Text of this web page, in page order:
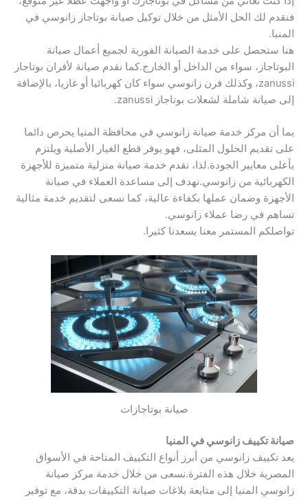
فنقدم لك الحل الأمثل من خلال توكيل صيانة بوتاجاز زانوسي في
المنيا.
هنا ستحصل على خدمة الصيانة الفورية لجميع أعمال صيانة
البوتاجاز، سواء من الداخل أو الخارج.كما نقدم صيانة لأفران بوتاجاز
zanussi، وكذلك فرن زانوسي سواء كان كهربائيا أو غازيا، بالإضافة
إلى صيانة شاملة لشعلات بوتاجاز zanussi.
بما أن مركز خدمة صيانة زانوسي في محافظة المنيا يحرص دائما
على تقديم الحلول المثلى، فهو يوفر قطع الغيار الأصلية ويلتزم
بأعلى معايير الجودة.لذا، نقدم خدمة صيانة منزلية متميزة للأجهزة
الكهربائية من زانوسي.نهدف إلى مساعدة العملاء في صيانة
الأجهزة وضمان عملها بكفاءة عالية، كما نسعى لتقديم خدمة مثالية
تساهم في رضا عملاء زانوسي.
تواصلكم المستمر معنا يسعدنا كثيرا.
صيانة بوتاجازات
صيانة تكييف زانوسي في المنيا
يعد تكييف زانوسي من أبرز أنواع التكييف المتاحة في الأسواق
المصرية خلال هذه الفترة.نسعى من خلال خدمة مركز صيانة
زانوسي المنيا إلى متابعة بلاغات صيانة التكييفات بدقة، مع توفير